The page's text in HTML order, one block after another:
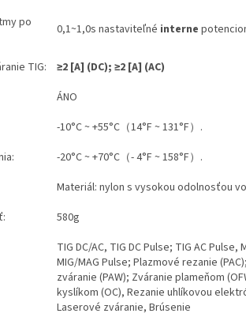
po
0,1~1,0s nastaviteľné interne
TIG: ≥2 [A] (DC); ≥2 [A] (AC)
ÁNO
-10°C ~ +55°C（14°F ~ 131°F）.
-20°C ~ +70°C（- 4°F ~ 158°F）.
Materiál: nylon s vysokou odolnosťou
580g
TIG DC/AC, TIG DC Pulse; TIG AC Pulse,
MIG/MAG Pulse; Plazmové rezanie
zváranie (PAW); Zváranie plameňom
kyslíkom (OC), Rezanie uhlíkovou
Laserové zváranie, Brúsenie